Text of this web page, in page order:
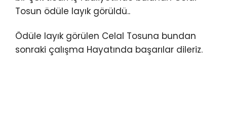
Tosun ödüle layık görüldü..
Ödüle layık görülen Celal Tosuna bundan
sonraki çalışma Hayatında başarılar dileriz.